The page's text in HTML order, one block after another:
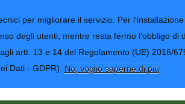
per migliorare il servizio. Per
degli utenti, mentre resta fermo l'obbligo di
artt. 13 e 14 del Regolamento (UE) 2016/
Dati - GDPR). No, voglio saperne di più
di Imperia